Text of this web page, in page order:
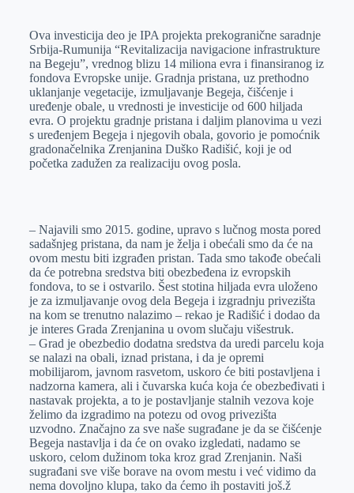
Ova investicija deo je IPA projekta prekogranične saradnje
Srbija-Rumunija “Revitalizacija navigacione infrastrukture
na Begeju”, vrednog blizu 14 miliona evra i finansiranog iz
fondova Evropske unije. Gradnja pristana, uz prethodno
uklanjanje vegetacije, izmuljavanje Begeja, čišćenje i
uređenje obale, u vrednosti je investicije od 600 hiljada
evra. O projektu gradnje pristana i daljim planovima u vezi
s uređenjem Begeja i njegovih obala, govorio je pomoćnik
gradonačelnika Zrenjanina Duško Radišić, koji je od
početka zadužen za realizaciju ovog posla.
– Najavili smo 2015. godine, upravo s lučnog mosta pored
sadašnjeg pristana, da nam je želja i obećali smo da će na
ovom mestu biti izgrađen pristan. Tada smo takođe obećali
da će potrebna sredstva biti obezbeđena iz evropskih
fondova, to se i ostvarilo. Šest stotina hiljada evra uloženo
je za izmuljavanje ovog dela Begeja i izgradnju privezišta
na kom se trenutno nalazimo – rekao je Radišić i dodao da
je interes Grada Zrenjanina u ovom slučaju višestruk.
– Grad je obezbedio dodatna sredstva da uredi parcelu koja
se nalazi na obali, iznad pristana, i da je opremi
mobilijarom, javnom rasvetom, uskoro će biti postavljena i
nadzorna kamera, ali i čuvarska kuća koja će obezbeđivati i
nastavak projekta, a to je postavljanje stalnih vezova koje
želimo da izgradimo na potezu od ovog privezišta
uzvodno. Značajno za sve naše sugrađane je da se čišćenje
Begeja nastavlja i da će on ovako izgledati, nadamo se
uskoro, celom dužinom toka kroz grad Zrenjanin. Naši
sugrađani sve više borave na ovom mestu i već vidimo da
nema dovoljno klupa, tako da ćemo ih postaviti još.ž